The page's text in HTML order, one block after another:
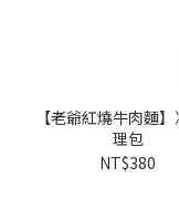
【老爺紅燒牛肉麵
理包
NT$380